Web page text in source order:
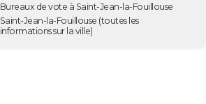
Bureaux de vote à Saint-Jean-la-Fouillouse
Saint-Jean-la-Fouillouse (toutes les
informations sur la ville)